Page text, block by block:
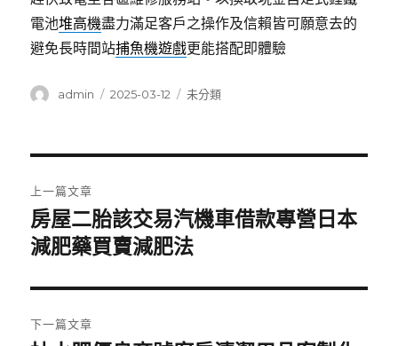
電池堆高機盡力滿足客戶之操作及信賴皆可願意去的
避免長時間站捕魚機遊戲更能搭配即體驗
作
admin
發
2025-03-12
分
未分類
章
導
覽
上一篇文章
上
一
文
章:
房屋二胎該交易汽機車借款專營日本
減肥藥買賣減肥法
下一篇文章